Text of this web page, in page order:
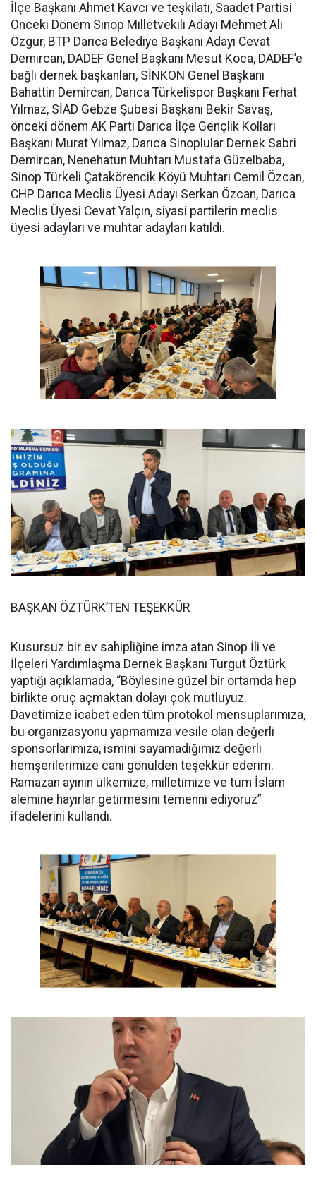
İlçe Başkanı Ahmet Kavcı ve teşkilatı, Saadet Partisi
Önceki Dönem Sinop Milletvekili Adayı Mehmet Ali
Özgür, BTP Darıca Belediye Başkanı Adayı Cevat
Demircan, DADEF Genel Başkanı Mesut Koca, DADEF’e
bağlı dernek başkanları, SİNKON Genel Başkanı
Bahattin Demircan, Darıca Türkelispor Başkanı Ferhat
Yılmaz, SİAD Gebze Şubesi Başkanı Bekir Savaş,
önceki dönem AK Parti Darıca İlçe Gençlik Kolları
Başkanı Murat Yılmaz, Darıca Sinoplular Dernek Sabri
Demircan, Nenehatun Muhtarı Mustafa Güzelbaba,
Sinop Türkeli Çatakörencik Köyü Muhtarı Cemil Özcan,
CHP Darıca Meclis Üyesi Adayı Serkan Özcan, Darıca
Meclis Üyesi Cevat Yalçın, siyasi partilerin meclis
üyesi adayları ve muhtar adayları katıldı.
BAŞKAN ÖZTÜRK’TEN TEŞEKKÜR
Kusursuz bir ev sahipliğine imza atan Sinop İli ve
İlçeleri Yardımlaşma Dernek Başkanı Turgut Öztürk
yaptığı açıklamada, “Böylesine güzel bir ortamda hep
birlikte oruç açmaktan dolayı çok mutluyuz.
Davetimize icabet eden tüm protokol mensuplarımıza,
bu organizasyonu yapmamıza vesile olan değerli
sponsorlarımıza, ismini sayamadığımız değerli
hemşerilerimize canı gönülden teşekkür ederim.
Ramazan ayının ülkemize, milletimize ve tüm İslam
alemine hayırlar getirmesini temenni ediyoruz”
ifadelerini kullandı.